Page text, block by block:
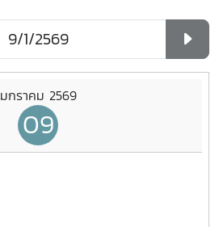
มกราคม 2569
09